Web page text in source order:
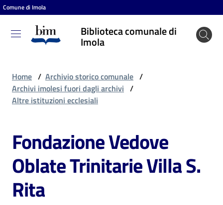
Vai al contenuto
Vai alla navigazione
Vai al footer
Comune di Imola
Biblioteca comunale di
Imola
Biblioteca
comunale
Cosa
puoi
fare
Home / Archivio storico comunale /
Archivi imolesi fuori dagli archivi /
Altre istituzioni ecclesiali
Fondazione Vedove
Oblate Trinitarie Villa S.
Rita